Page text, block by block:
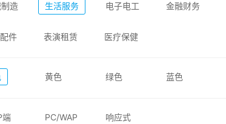
造 生活服务 电子电工 金融财务
件 表演租赁 医疗保健
黄色 绿色 蓝色
端 PC/WAP 响应式